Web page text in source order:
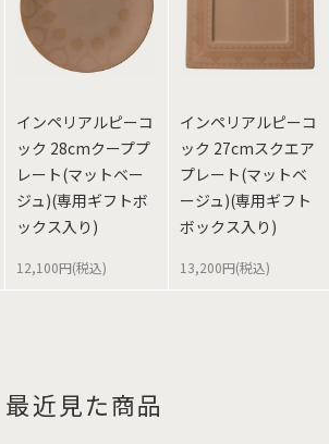
インペリアルピーコ
ック 28cmクーププ
レート(マットベー
ジュ)(専用ギフトボ
ックス入り)
12,100円(税込)
インペリアルピーコ
ック 27cmスクエア
プレート(マットベ
ージュ)(専用ギフト
ボックス入り)
13,200円(税込)
最近見た商品